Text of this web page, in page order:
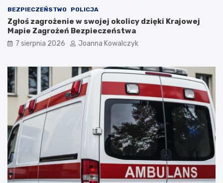
BEZPIECZEŃSTWO POLICJA
Zgłoś zagrożenie w swojej okolicy dzięki Krajowej
Mapie Zagrożeń Bezpieczeństwa
7 sierpnia 2026 Joanna Kowalczyk